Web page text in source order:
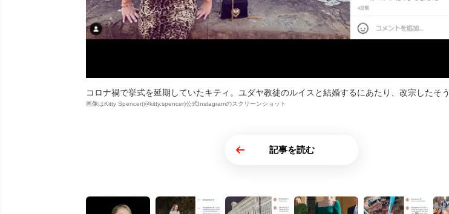
コロナ禍で挙式を延期していたキティ。ユダヤ教徒のルイスと結婚するにあたり、改宗したそう
画像はKitty Spencer(@kitty.spencer)公式Instagramのスクリーンショット
記事を読む